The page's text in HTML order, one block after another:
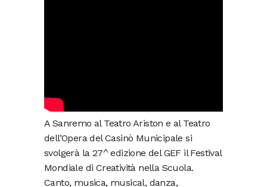
A Sanremo al Teatro Ariston e al Teatro
dell’Opera del Casinò Municipale si
svolgerà la 27^ edizione del GEF il Festival
Mondiale di Creatività nella Scuola.
Canto, musica, musical, danza,